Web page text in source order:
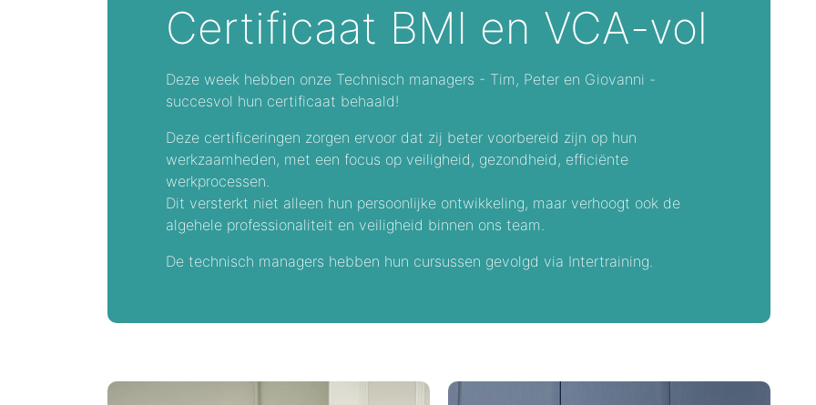
Certificaat BMI en VCA-vol
Deze week hebben onze Technisch managers - Tim, Peter en Giovanni -
succesvol hun certificaat behaald!
Deze certificeringen zorgen ervoor dat zij beter voorbereid zijn op hun
werkzaamheden, met een focus op veiligheid, gezondheid, efficiënte
werkprocessen.
Dit versterkt niet alleen hun persoonlijke ontwikkeling, maar verhoogt ook de
algehele professionaliteit en veiligheid binnen ons team.
De technisch managers hebben hun cursussen gevolgd via Intertraining.